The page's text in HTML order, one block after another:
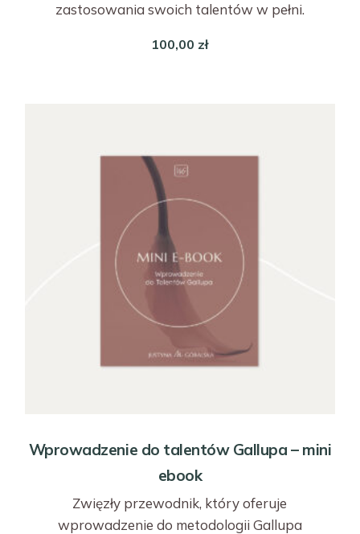
zastosowania swoich talentów w pełni.
100,00 zł
Wprowadzenie do talentów Gallupa – mini
ebook
Zwięzły przewodnik, który oferuje
wprowadzenie do metodologii Gallupa